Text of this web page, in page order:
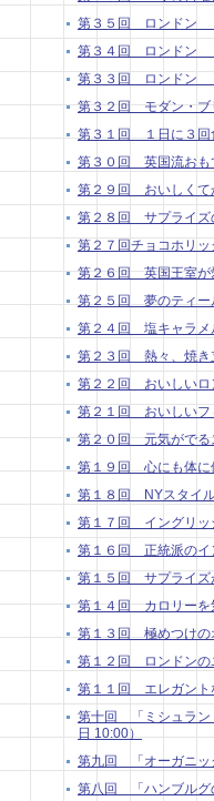
第３５回 ロンドン
第３４回 ロンドン
第３３回 ロンドン
第３２回 モダン・ブ
第３１回 １日に３回
第３０回 英国流おも
第２９回 おいしくて
第２８回 サプライズ
第２７回チョコホリ
第２６回 英国王室が
第２５回 夢のティー
第２４回 塩キャラメ
第２３回 熱々、焼き
第２２回 おいしいロ
第２１回 おいしいフ
第２０回 元気がでる
第１９回 心にも体に
第１８回 NYスタイ
第１７回 イングリッ
第１６回 正統派のイ
第１５回 サプライズ
第１４回 カロリーを
第１３回 極めつけの
第１２回 ロンドンの
第１１回 エレガント
第十回 「ミシュラン
日 10:00）
第九回 「オーガニッ
第八回 「ハンブルグ